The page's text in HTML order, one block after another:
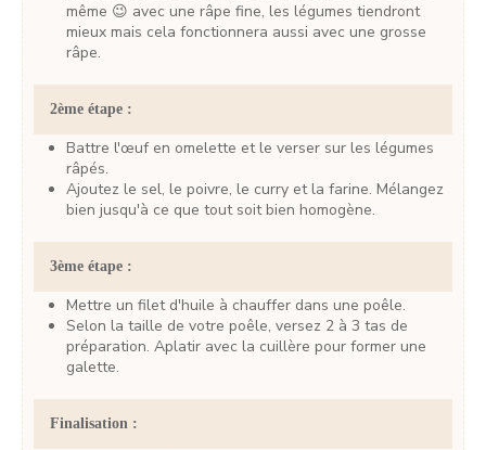
même 😉 avec une râpe fine, les légumes tiendront
mieux mais cela fonctionnera aussi avec une grosse
râpe.
2ème étape :
Battre l'œuf en omelette et le verser sur les légumes
râpés.
Ajoutez le sel, le poivre, le curry et la farine. Mélangez
bien jusqu'à ce que tout soit bien homogène.
3ème étape :
Mettre un filet d'huile à chauffer dans une poêle.
Selon la taille de votre poêle, versez 2 à 3 tas de
préparation. Aplatir avec la cuillère pour former une
galette.
Finalisation :